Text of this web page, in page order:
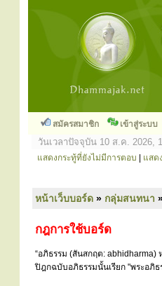
สมัครสมาชิก เข้าสู่ระบบ
วันเวลาปัจจุบัน 10 ส.ค. 2026,
แสดงกระทู้ที่ยังไม่มีการตอบ แสด
หน้าเว็บบอร์ด » กลุ่มสนทนา
กฎการใช้บอร์ด
“อภิธรรม (สันสกฤต:
ปิฎกฉบับอภิธรรมนั้นเรียก "พระอภิ